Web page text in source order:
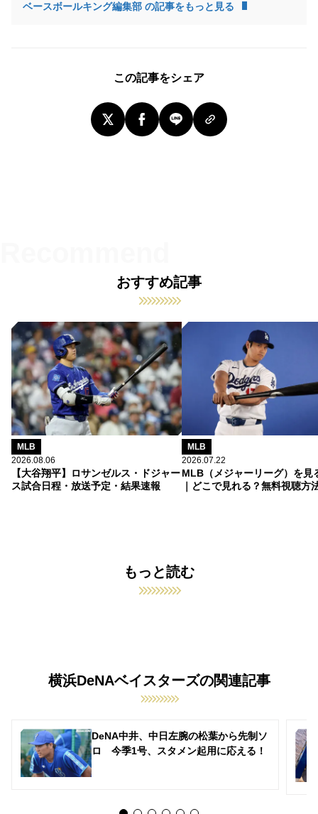
ベースボールキング編集部 の記事をもっと見る
この記事をシェア
おすすめ記事
MLB
2026.08.06
【大谷翔平】ロサンゼルス・ドジャー
ス試合日程・放送予定・結果速報
MLB
2026.07.22
MLB（メジャーリーグ）を見
｜どこで見れる？無料視聴方
もっと読む
横浜DeNAベイスターズの関連記事
DeNA中井、中日左腕の松葉から先制ソ
ロ 今季1号、スタメン起用に応える！